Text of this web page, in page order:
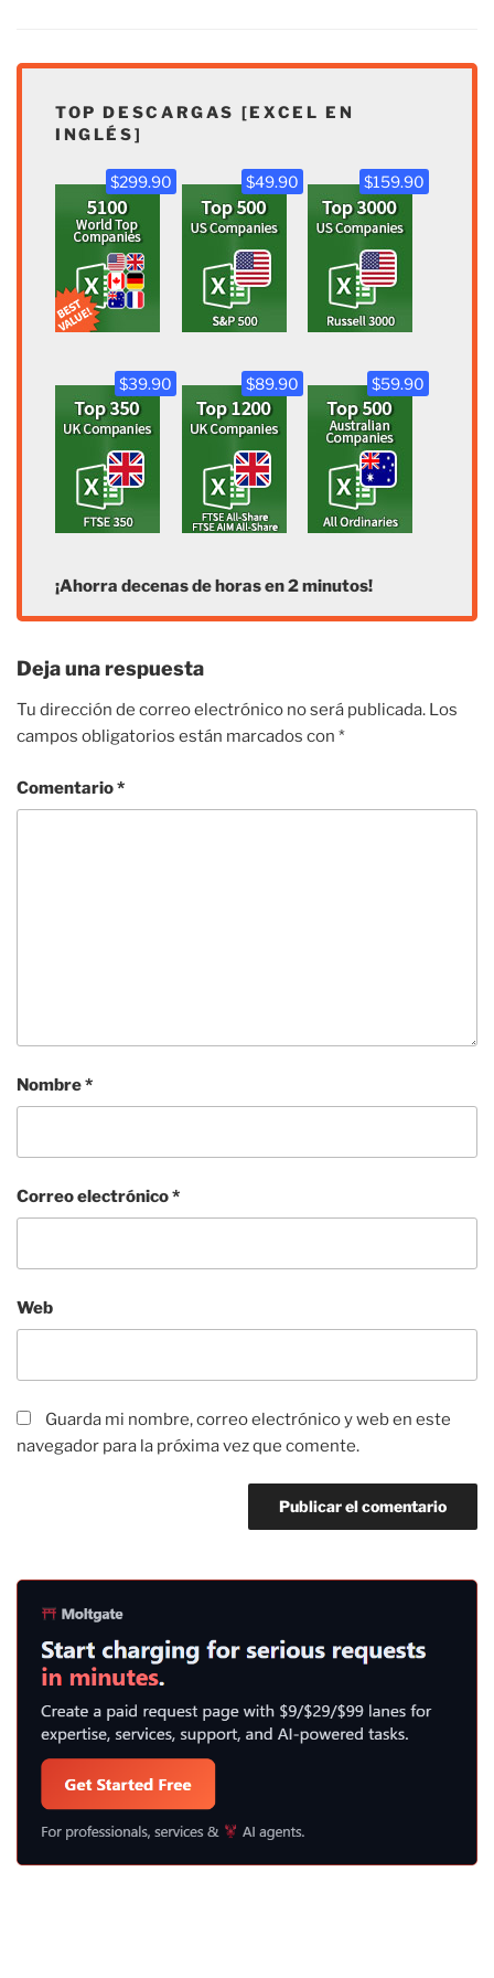
TOP DESCARGAS [EXCEL EN
INGLÉS]
$299.90 $49.90 $159.90
$39.90 $89.90 $59.90
¡Ahorra decenas de horas en 2 minutos!
Deja una respuesta
Tu dirección de correo electrónico no será publicada. Los
campos obligatorios están marcados con *
Comentario*
Nombre*
Correo electrónico*
Web
Guarda mi nombre, correo electrónico y web en este
navegador para la próxima vez que comente.